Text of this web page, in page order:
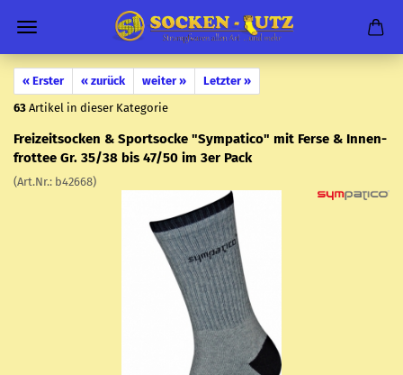
« Erster « zurück weiter »
Letzter »
63 Artikel in dieser Kategorie
Frei­zeit­so­cken & Sport­so­cke "Sym­pa­ti­co" mit Ferse & In­nen­
frot­tee Gr. 35/38 bis 47/50 im 3er Pack
(Art.Nr.: b42668)